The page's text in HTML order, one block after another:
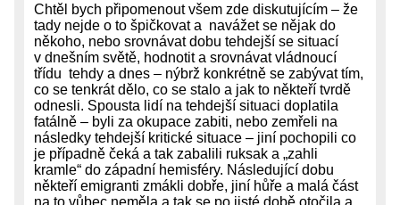
Chtěl bych připomenout všem zde diskutujícím – že
tady nejde o to špičkovat a navážet se nějak do
někoho, nebo srovnávat dobu tehdejší se situací
v dnešním světě, hodnotit a srovnávat vládnoucí
třídu tehdy a dnes – nýbrž konkrétně se zabývat tím,
co se tenkrát dělo, co se stalo a jak to někteří tvrdě
odnesli. Spousta lidí na tehdejší situaci doplatila
fatálně – byli za okupace zabiti, nebo zemřeli na
následky tehdejší kritické situace – jiní pochopili co
je případně čeká a tak zabalili ruksak a „zahli
kramle“ do západní hemisféry. Následující dobu
někteří emigranti zmákli dobře, jiní hůře a malá část
na to vůbec neměla a tak se po jisté době otočila a